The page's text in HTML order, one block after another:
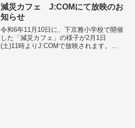
減災カフェ J:COMにて放映のお
知らせ
令和6年11月10日に、下京雅小学校で開催
した「減災カフェ」の様子が2月1日
(土)11時よりJ:COMで放映されます。